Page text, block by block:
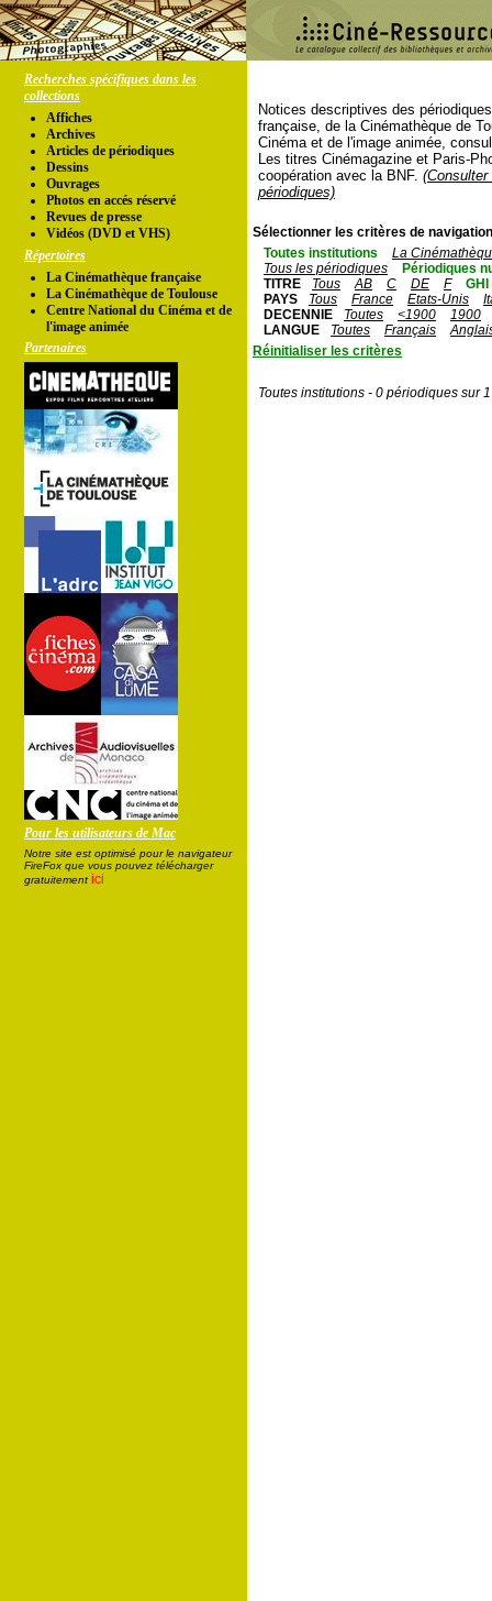
Recherches spécifiques dans les
collections
Affiches
Archives
Articles de périodiques
Dessins
Ouvrages
Photos en accés réservé
Revues de presse
Vidéos (DVD et VHS)
Répertoires
La Cinémathèque française
La Cinémathèque de Toulouse
Centre National du Cinéma et de
l'image animée
Partenaires
Pour les utilisateurs de Mac
Notre site est optimisé pour le navigateur
FireFox que vous pouvez télécharger
gratuitement ici
Notices descriptives des
française, de la Cinémathèque de
Cinéma et de l'image animée,
Les titres Cinémagazine et Paris-
coopération avec la BNF.
périodiques)
Sélectionner les critères de
Toutes institutions
La
Tous les périodiques
Périodiques
TITRE
Tous AB C DE F
GHI
PAYS
Tous France Etats-Unis
DECENNIE
Toutes <1900
1900
LANGUE
Toutes Français
Réinitialiser les critères
Toutes institutions - 0 périodiques sur